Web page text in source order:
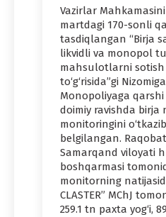
Vazirlar
martdagi 170-sonli
tasdiqlangan “Birja
likvidli va monopol
mahsulotlarni
to‘g‘risida”gi
Monopoliyaga
doimiy ravishda birja
monitoringini
belgilangan.
Samarqand viloyati
boshqarmasi
monitorning
CLASTER” MChJ
259.1 tn paxta yog‘i,